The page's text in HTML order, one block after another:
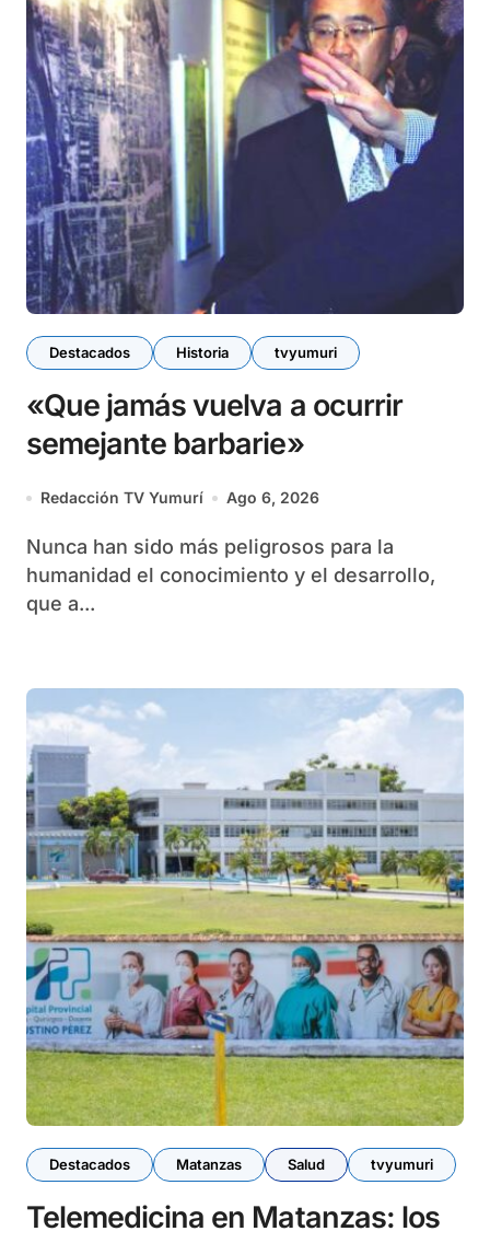
Destacados Historia tvyumuri
«Que jamás vuelva a ocurrir
semejante barbarie»
Redacción TV Yumurí Ago 6, 2026
Nunca han sido más peligrosos para la
humanidad el conocimiento y el desarrollo,
que a...
Destacados Matanzas Salud tvyumuri
Telemedicina en Matanzas: los